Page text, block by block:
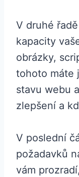
V druhé
kapacity
obrázky,
tohoto máte
stavu webu
zlepšení a
V poslední
požadavků
vám